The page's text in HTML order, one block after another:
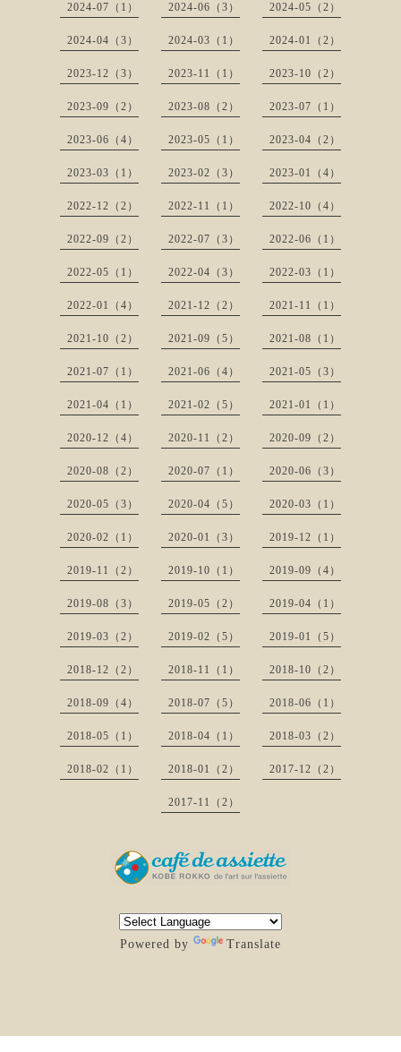
2024-07（1） 2024-06（3） 2024-05（2）
2024-04（3） 2024-03（1） 2024-01（2）
2023-12（3） 2023-11（1） 2023-10（2）
2023-09（2） 2023-08（2） 2023-07（1）
2023-06（4） 2023-05（1） 2023-04（2）
2023-03（1） 2023-02（3） 2023-01（4）
2022-12（2） 2022-11（1） 2022-10（4）
2022-09（2） 2022-07（3） 2022-06（1）
2022-05（1） 2022-04（3） 2022-03（1）
2022-01（4） 2021-12（2） 2021-11（1）
2021-10（2） 2021-09（5） 2021-08（1）
2021-07（1） 2021-06（4） 2021-05（3）
2021-04（1） 2021-02（5） 2021-01（1）
2020-12（4） 2020-11（2） 2020-09（2）
2020-08（2） 2020-07（1） 2020-06（3）
2020-05（3） 2020-04（5） 2020-03（1）
2020-02（1） 2020-01（3） 2019-12（1）
2019-11（2） 2019-10（1） 2019-09（4）
2019-08（3） 2019-05（2） 2019-04（1）
2019-03（2） 2019-02（5） 2019-01（5）
2018-12（2） 2018-11（1） 2018-10（2）
2018-09（4） 2018-07（5） 2018-06（1）
2018-05（1） 2018-04（1） 2018-03（2）
2018-02（1） 2018-01（2） 2017-12（2）
2017-11（2）
Powered by Translate